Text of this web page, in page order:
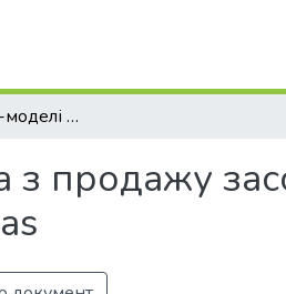
Побудова бізнес-моделі підприємства з продажу засобів захисту рослин на основі Business Model Canvas
продажу